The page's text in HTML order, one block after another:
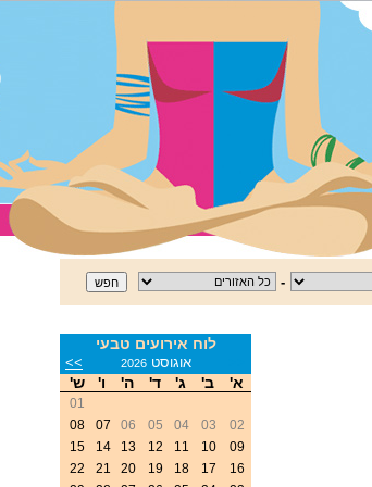
-
לוח אירועים טבעי
אוגוסט2026
>>
א' ב' ג' ד' ה' ו' ש'
01
02
03
04
05
06
07
08
09
10
11
12
13
14
15
16
17
18
19
20
21
22